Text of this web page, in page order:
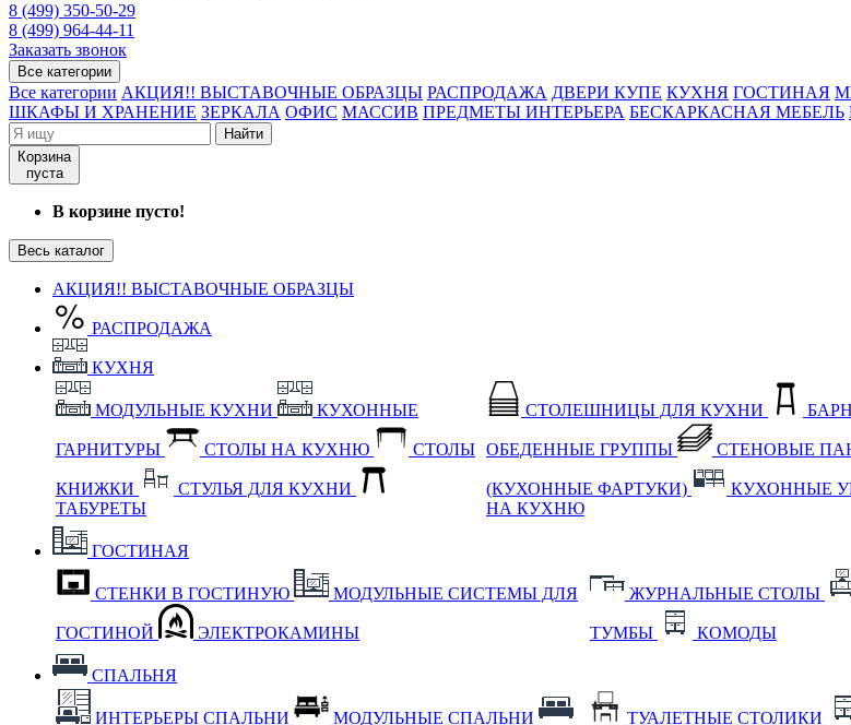
8 (499) 350-50-29
8 (499) 964-44-11
Заказать звонок
Все категории
Все категории АКЦИЯ!! ВЫСТАВОЧНЫЕ ОБРАЗЦЫ РАСПРОДАЖА ДВЕРИ КУПЕ КУХНЯ ГОСТИНАЯ
ШКАФЫ И ХРАНЕНИЕ ЗЕРКАЛА ОФИС МАССИВ ПРЕДМЕТЫ ИНТЕРЬЕРА БЕСКАРКАСНАЯ МЕБЕЛЬ
Найти
Корзина
пуста
В корзине пусто!
Весь каталог
АКЦИЯ!! ВЫСТАВОЧНЫЕ ОБРАЗЦЫ
РАСПРОДАЖА
КУХНЯ
МОДУЛЬНЫЕ КУХНИ КУХОННЫЕ
ГАРНИТУРЫ СТОЛЫ НА КУХНЮ СТОЛЫ
КНИЖКИ
СТУЛЬЯ ДЛЯ КУХНИ
ТАБУРЕТЫ
СТОЛЕШНИЦЫ ДЛЯ КУХНИ
ОБЕДЕННЫЕ ГРУППЫ СТЕНОВЫЕ
(КУХОННЫЕ ФАРТУКИ) КУХОННЫЕ
НА КУХНЮ
ГОСТИНАЯ
СТЕНКИ В ГОСТИНУЮ МОДУЛЬНЫЕ СИСТЕМЫ ДЛЯ
ГОСТИНОЙ ЭЛЕКТРОКАМИНЫ
ЖУРНАЛЬНЫЕ СТОЛЫ
ТУМБЫ КОМОДЫ
СПАЛЬНЯ
ИНТЕРЬЕРЫ СПАЛЬНИ МОДУЛЬНЫЕ СПАЛЬНИ ТУАЛЕТНЫЕ СТОЛИКИ